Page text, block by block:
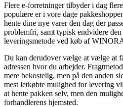
Flere e-forretninger tilbyder i dag
populære er i vore dage
hente dine nye varer den dag der
problemfri, samt typisk endvidere
leveringsmetode ved køb af
Du kan derudover vælge at vælge at
adressen hvor du arbejder.
mere bekostelig, men på den anden
mest letkøbte mulighed for levering
at hente pakken selv, men den
forhandlerens hjemsted.